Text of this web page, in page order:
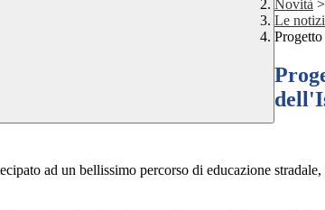
Novità >
Le
ad un bellissimo percorso di educazione